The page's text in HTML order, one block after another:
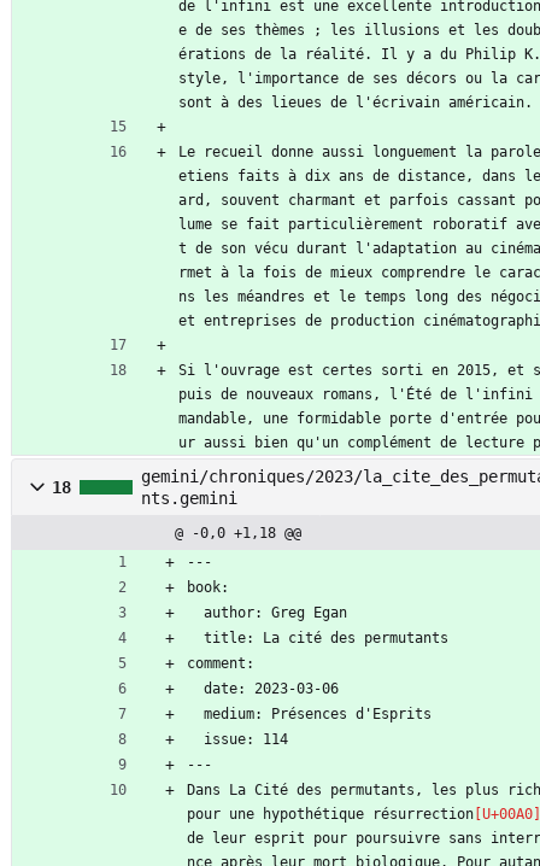
de l'infini est une excellente
e de ses thèmes ; les illusions et les
érations de la réalité. Il y a du Philip K.
style, l'importance de ses décors ou la
sont à des lieues de l'écrivain américain.
Le recueil donne aussi longuement la
etiens faits à dix ans de distance, dans
ard, souvent charmant et parfois cassant
lume se fait particulièrement roboratif
t de son vécu durant l'adaptation au
rmet à la fois de mieux comprendre le
ns les méandres et le temps long des
et entreprises de production
Si l'ouvrage est certes sorti en 2015, et
puis de nouveaux romans, l'Été de l'infini
mandable, une formidable porte d'entrée
ur aussi bien qu'un complément de lecture
18
gemini/chroniques/2023/
nts.gemini
@ -0,0 +1,18 @@
---
book:
  author: Greg Egan
  title: La cité des permutants
comment:
  date: 2023-03-06
  medium: Présences d'Esprits
  issue: 114
---
Dans La Cité des permutants, les plus
pour une hypothétique résurrection
de leur esprit pour poursuivre sans
nce après leur mort biologique. Pour